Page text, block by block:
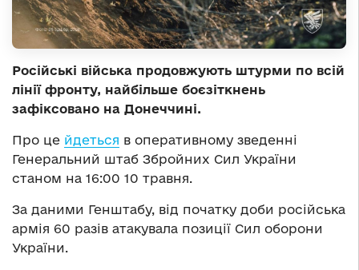
Російські війська продовжують штурми по всій
лінії фронту, найбільше боєзіткнень
зафіксовано на Донеччині.
Про це йдеться в оперативному зведенні
Генеральний штаб Збройних Сил України
станом на 16:00 10 травня.
За даними Генштабу, від початку доби російська
армія 60 разів атакувала позиції Сил оборони
України.